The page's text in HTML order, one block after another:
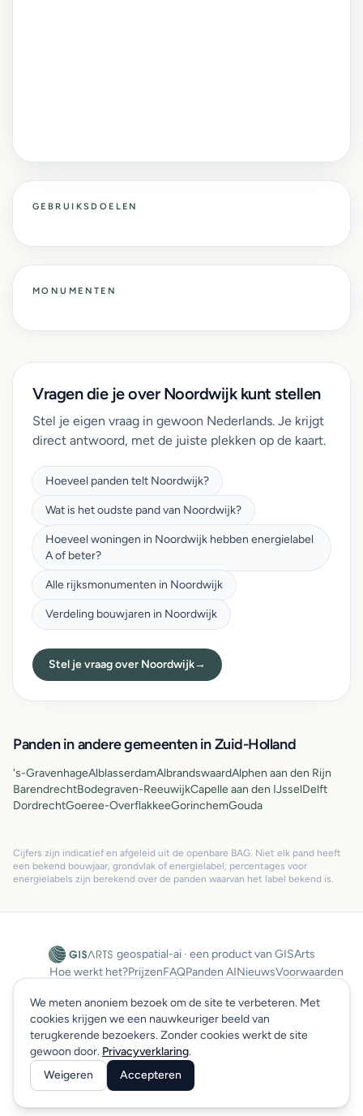
GEBRUIKSDOELEN
MONUMENTEN
Vragen die je over Noordwijk kunt stellen
Stel je eigen vraag in gewoon Nederlands. Je krijgt
direct antwoord, met de juiste plekken op de kaart.
Hoeveel panden telt Noordwijk?
Wat is het oudste pand van Noordwijk?
Hoeveel woningen in Noordwijk hebben energielabel
A of beter?
Alle rijksmonumenten in Noordwijk
Verdeling bouwjaren in Noordwijk
Stel je vraag over Noordwijk→
Panden in andere gemeenten in Zuid-Holland
's-GravenhageAlblasserdamAlbrandswaardAlphen aan den Rijn
BarendrechtBodegraven-ReeuwijkCapelle aan den IJsselDelft
DordrechtGoeree-OverflakkeeGorinchemGouda
Cijfers zijn indicatief en afgeleid uit de openbare BAG. Niet elk pand heeft
een bekend bouwjaar, grondvlak of energielabel; percentages voor
energielabels zijn berekend over de panden waarvan het label bekend is.
geospatial-ai · een product van GISArts
Hoe werkt het?PrijzenFAQPanden AINieuwsVoorwaarden
© 2026 GISArts. Alle rechten voorbehouden.
We meten anoniem bezoek om de site te verbeteren. Met
cookies krijgen we een nauwkeuriger beeld van
terugkerende bezoekers. Zonder cookies werkt de site
gewoon door. Privacyverklaring.
Weigeren
Accepteren